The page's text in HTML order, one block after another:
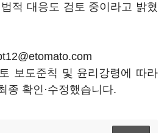
적 대응도 검토 중이라고 밝혔
보도준칙 및 윤리강령에 따라
종 확인·수정했습니다.